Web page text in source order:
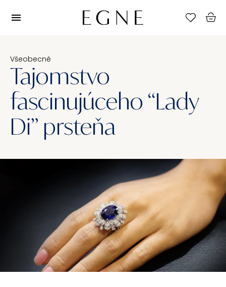
Všeobecné
Tajomstvo
fascinujúceho “Lady
Di” prsteňa